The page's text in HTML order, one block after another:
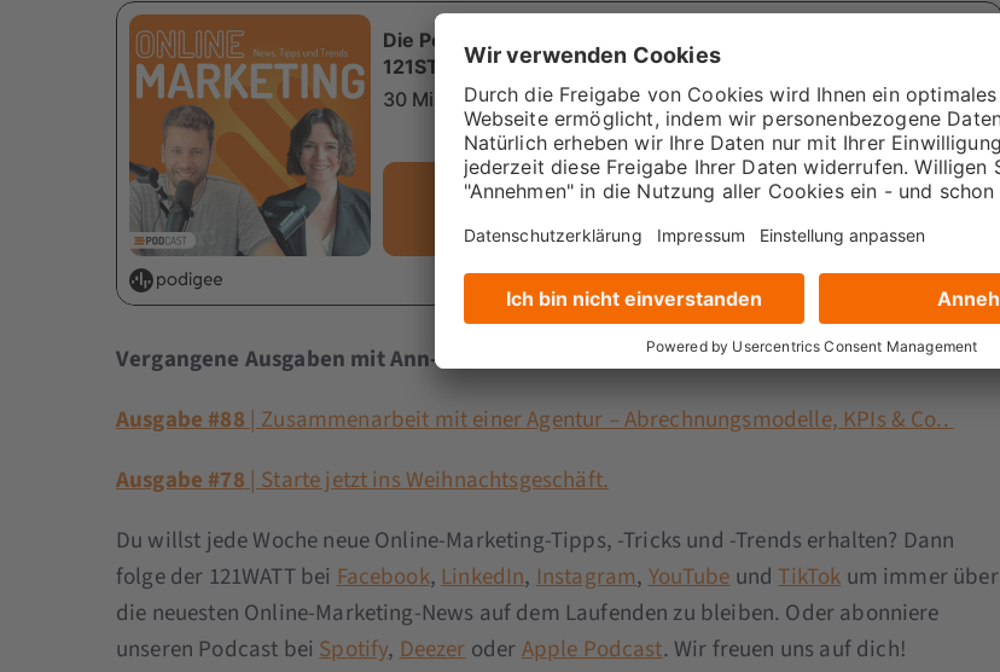
Vergangene Ausgaben mit Ann-Cathrin Edelhoff:
Ausgabe #88| Zusammenarbeit mit einer Agentur – Abrechnungsmodelle, KPIs & Co..
Ausgabe #78| Starte jetzt ins Weihnachtsgeschäft.
Du willst jede Woche neue Online-Marketing-Tipps, -Tricks und -Trends erhalten? Dann
folge der 121WATT beiFacebook,LinkedIn, Instagram,YouTubeundTikTokum immer über
die neuesten Online-Marketing-News auf dem Laufenden zu bleiben. Oder abonniere
unseren Podcast beiSpotify,DeezeroderApple Podcast. Wir freuen uns auf dich!